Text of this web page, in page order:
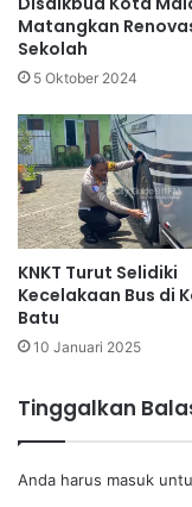
Matangkan
Sekolah
5 Oktober 2024
KNKT Turut Selidiki
Kecelakaan Bus di
Batu
10 Januari 2025
Tinggalkan
Anda harus masuk